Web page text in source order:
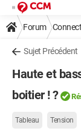
Forum
Sujet Précédent
Haute et
boitier ! ?
Tableau Tension